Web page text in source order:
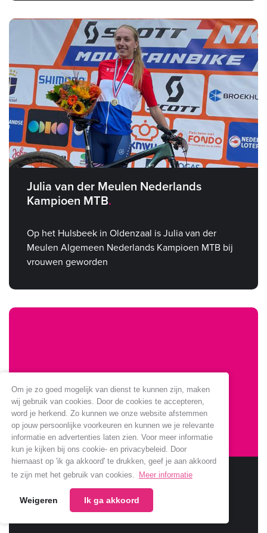
Om je zo goed mogelijk van dienst te kunnen zijn, maken
wij gebruik van cookies. Door de cookies te accepteren,
word je herkend. Zo kunnen we onze website afstemmen
op jouw persoonlijke voorkeuren en kunnen we je relevante
informatie en advertenties laten zien. Voor meer informatie
kun je kijken bij ons cookie- en privacybeleid. Door
hiernaast op 'ik ga akkoord' te drukken, geef je aan akkoord
te zijn met het gebruik van cookies.
Meer informatie
Weigeren Ik ga akkoord
Julia van der Meulen Nederlands
Kampioen MTB
Op het Hulsbeek in Oldenzaal is Julia van der
Meulen Algemeen Nederlands Kampioen MTB bij
vrouwen geworden
Sponsoring Jumbo verlengt
Jumbo verlengt samenwerking met onze club.